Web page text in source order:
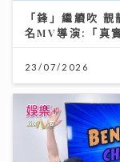
「鋒」繼續吹
名MV導演:「真
23/07/2026